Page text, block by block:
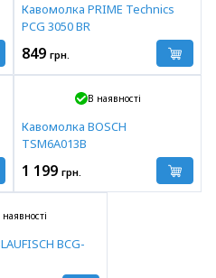
Кавомолка PRIME Technics
PCG 3050 BR
849 грн.
В наявності
Кавомолка BOSCH
TSM6A013B
1 199 грн.
BCG-